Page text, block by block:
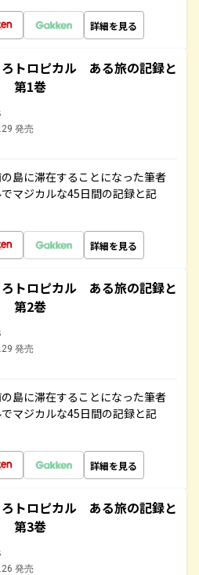
詳細を見る
ろトロピカル ある旅の記録と
第1巻
発売
島に滞在することになった筆者
マジカルな45日間の記録と記
詳細を見る
ろトロピカル ある旅の記録と
第2巻
発売
島に滞在することになった筆者
マジカルな45日間の記録と記
詳細を見る
ろトロピカル ある旅の記録と
第3巻
発売